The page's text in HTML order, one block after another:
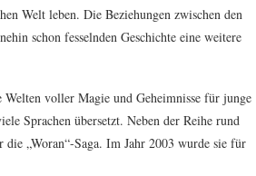
Welt leben. Die Beziehungen zwischen den
schon fesselnden Geschichte eine weitere
voller Magie und Geheimnisse für junge
Sprachen übersetzt. Neben der Reihe rund
„Woran“-Saga. Im Jahr 2003 wurde sie für